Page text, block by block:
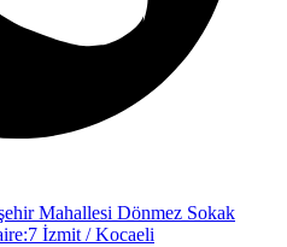
Mahallesi Dönmez Sokak
İzmit / Kocaeli